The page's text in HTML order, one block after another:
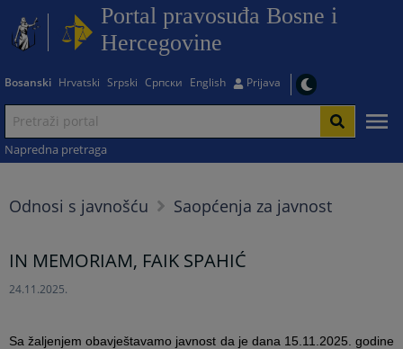
Portal pravosuđa Bosne i
Hercegovine
Bosanski Hrvatski Srpski Српски English Prijava
Napredna pretraga
Odnosi s javnošću Saopćenja za javnost
IN MEMORIAM, FAIK SPAHIĆ
24.11.2025.
Sa žaljenjem obavještavamo javnost da je dana 15.11.2025. godine